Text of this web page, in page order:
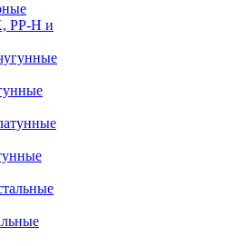
H и